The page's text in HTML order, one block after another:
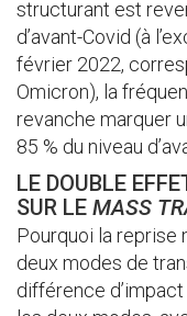
structurant est
d’avant-Covid (à
février 2022,
Omicron), la
revanche marquer
85 % du niveau
LE DOUBLE
SUR LE MASS
Pourquoi la reprise
deux modes de
différence